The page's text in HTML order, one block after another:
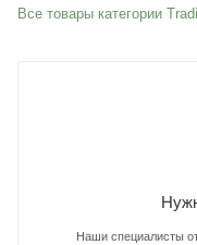
Все товары категории
Наши специалисты